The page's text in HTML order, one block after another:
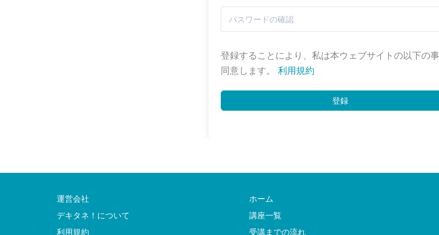
登録することにより、私は本ウェブサイトの以下の
同意します。 利用規約
登録
運営会社
デキタネ！について
利用規約
ホーム
講座一覧
受講までの流れ